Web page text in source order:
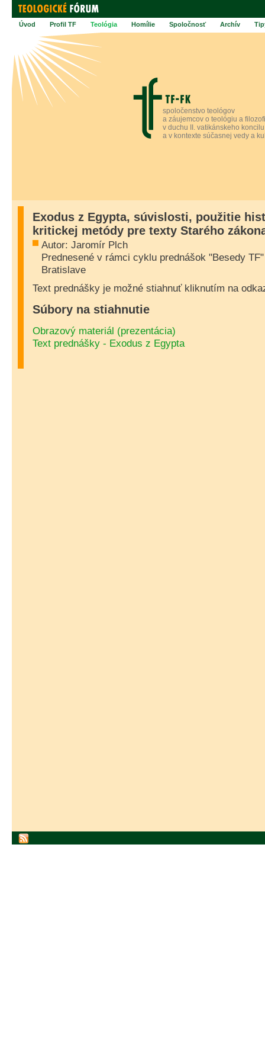
Úvod Profil TF Teológia Homílie Spoločnosť Archív
spoločenstvo teológov
a záujemcov o teológiu a
v duchu II. vatikánskeho koncilu
a v kontexte súčasnej vedy a
Exodus z Egypta, súvislosti, použitie
kritickej metódy pre texty Starého
Autor: Jaromír Plch
Prednesené v rámci cyklu prednášok "Besedy
Bratislave
Text prednášky je možné stiahnuť kliknutím na
Súbory na stiahnutie
Obrazový materiál (prezentácia)
Text prednášky - Exodus z Egypta